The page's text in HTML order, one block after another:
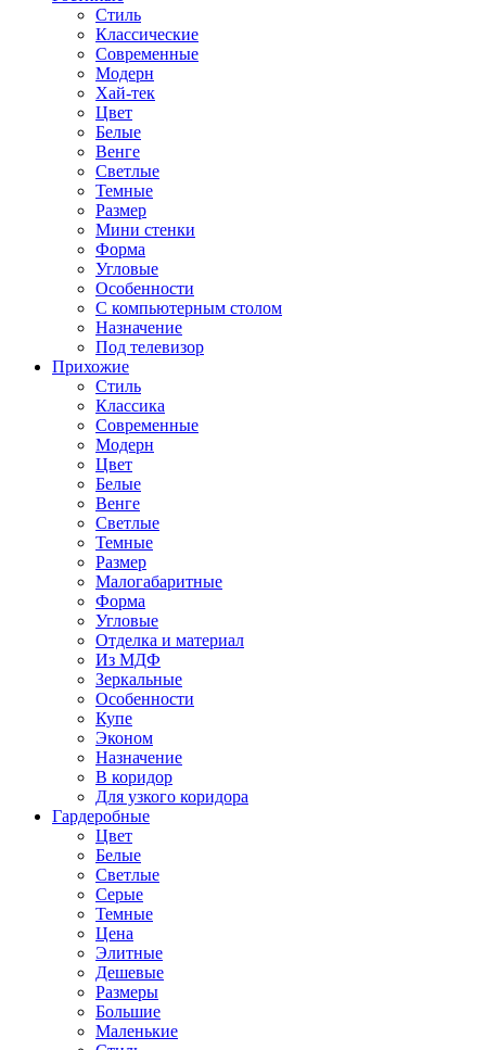
Стиль
Классические
Современные
Модерн
Хай-тек
Цвет
Белые
Венге
Светлые
Темные
Размер
Мини стенки
Форма
Угловые
Особенности
С компьютерным столом
Назначение
Под телевизор
Прихожие
Стиль
Классика
Современные
Модерн
Цвет
Белые
Венге
Светлые
Темные
Размер
Малогабаритные
Форма
Угловые
Отделка и материал
Из МДФ
Зеркальные
Особенности
Купе
Эконом
Назначение
В коридор
Для узкого коридора
Гардеробные
Цвет
Белые
Светлые
Серые
Темные
Цена
Элитные
Дешевые
Размеры
Большие
Маленькие